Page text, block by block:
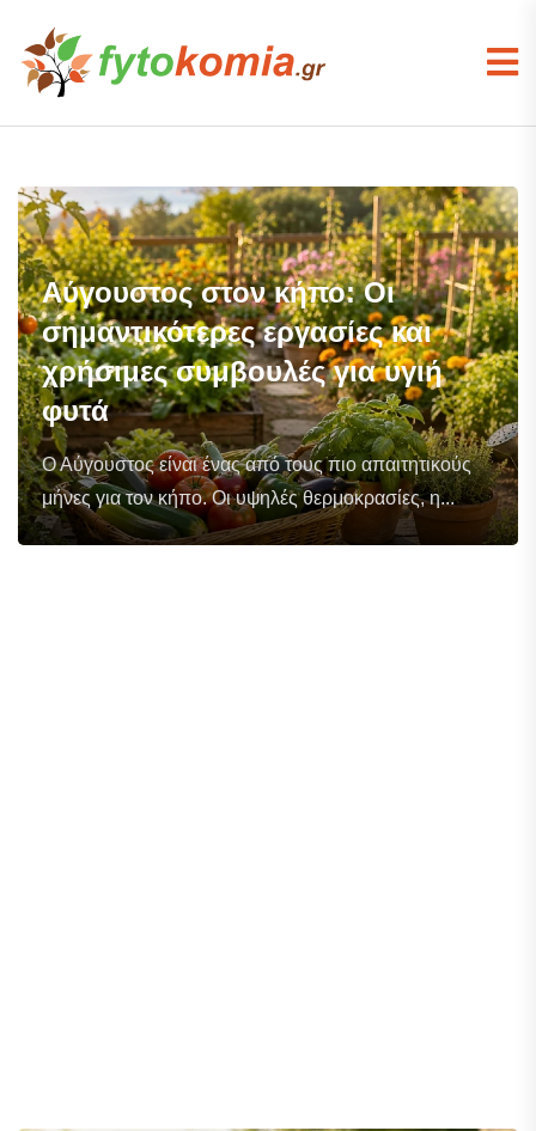
Αύγουστος στον κήπο: Οι
σημαντικότερες εργασίες και
χρήσιμες συμβουλές για υγιή
φυτά
Ο Αύγουστος είναι ένας από τους πιο απαιτητικούς
μήνες για τον κήπο. Οι υψηλές θερμοκρασίες, η...